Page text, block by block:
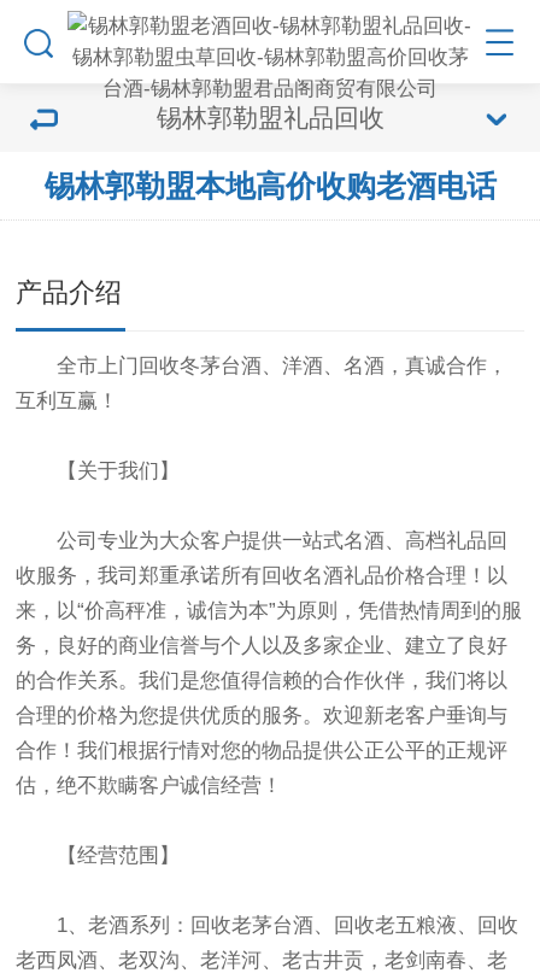
锡林郭勒盟礼品回收
锡林郭勒盟本地高价收购老酒电话
产品介绍
全市上门回收冬茅台酒、洋酒、名酒，真诚合作，
互利互赢！
【关于我们】
公司专业为大众客户提供一站式名酒、高档礼品回
收服务，我司郑重承诺所有回收名酒礼品价格合理！以
来，以“价高秤准，诚信为本”为原则，凭借热情周到的服
务，良好的商业信誉与个人以及多家企业、建立了良好
的合作关系。我们是您值得信赖的合作伙伴，我们将以
合理的价格为您提供优质的服务。欢迎新老客户垂询与
合作！我们根据行情对您的物品提供公正公平的正规评
估，绝不欺瞒客户诚信经营！
【经营范围】
1、老酒系列：回收老茅台酒、回收老五粮液、回收
老西凤酒、老双沟、老洋河、老古井贡，老剑南春、老